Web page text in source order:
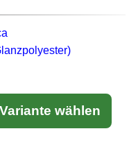
Variante wählen